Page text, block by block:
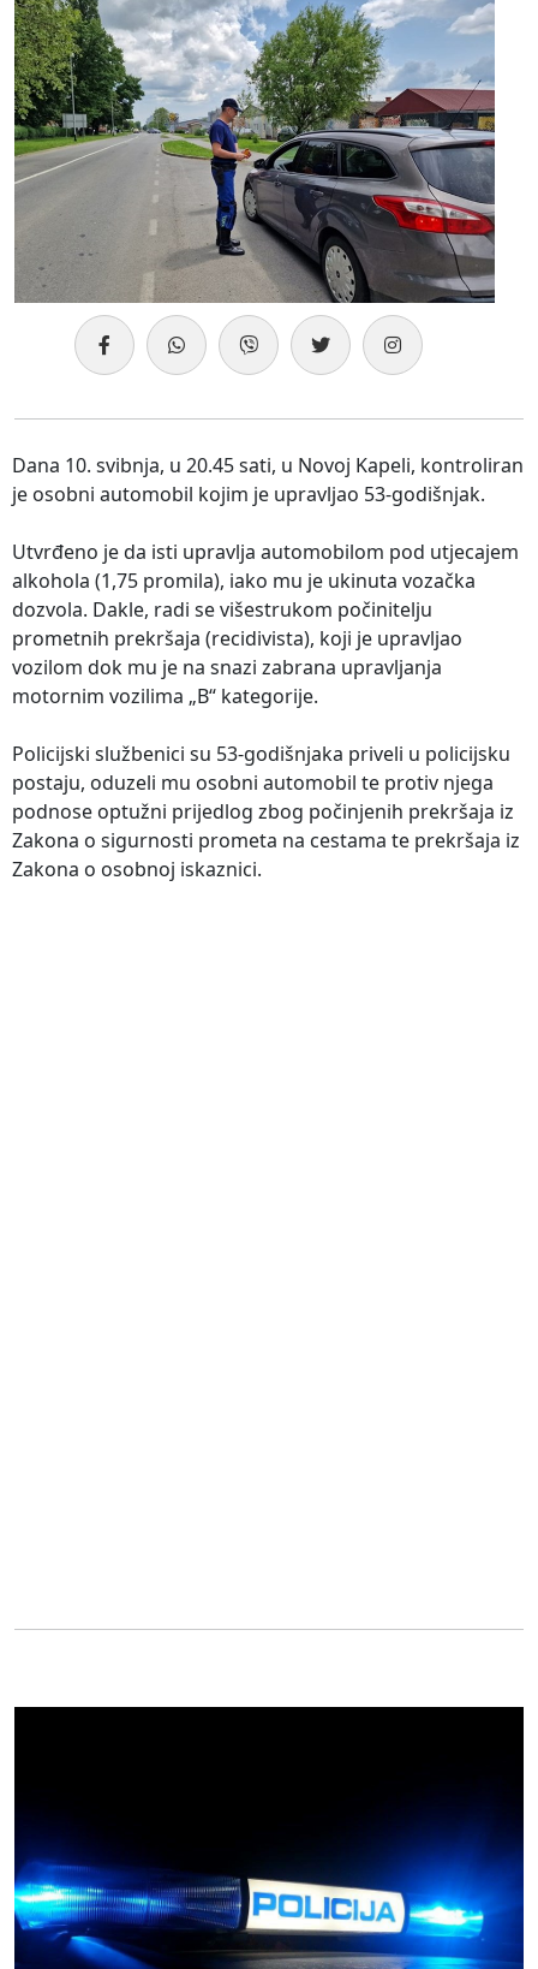
Dana 10. svibnja, u 20.45 sati, u Novoj Kapeli, kontroliran
je osobni automobil kojim je upravljao 53-godišnjak.
Utvrđeno je da isti upravlja automobilom pod utjecajem
alkohola (1,75 promila), iako mu je ukinuta vozačka
dozvola. Dakle, radi se višestrukom počinitelju
prometnih prekršaja (recidivista), koji je upravljao
vozilom dok mu je na snazi zabrana upravljanja
motornim vozilima „B“ kategorije.
Policijski službenici su 53-godišnjaka priveli u policijsku
postaju, oduzeli mu osobni automobil te protiv njega
podnose optužni prijedlog zbog počinjenih prekršaja iz
Zakona o sigurnosti prometa na cestama te prekršaja iz
Zakona o osobnoj iskaznici.